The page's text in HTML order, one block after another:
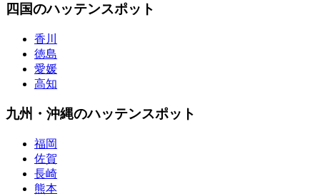
四国のハッテンスポット
香川
徳島
愛媛
高知
九州・沖縄のハッテンスポット
福岡
佐賀
長崎
熊本